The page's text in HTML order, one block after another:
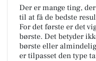
Der er mange ting,
til at få de bedste
For det første er det
børste. Det betyder
børste eller
er tilpasset den type